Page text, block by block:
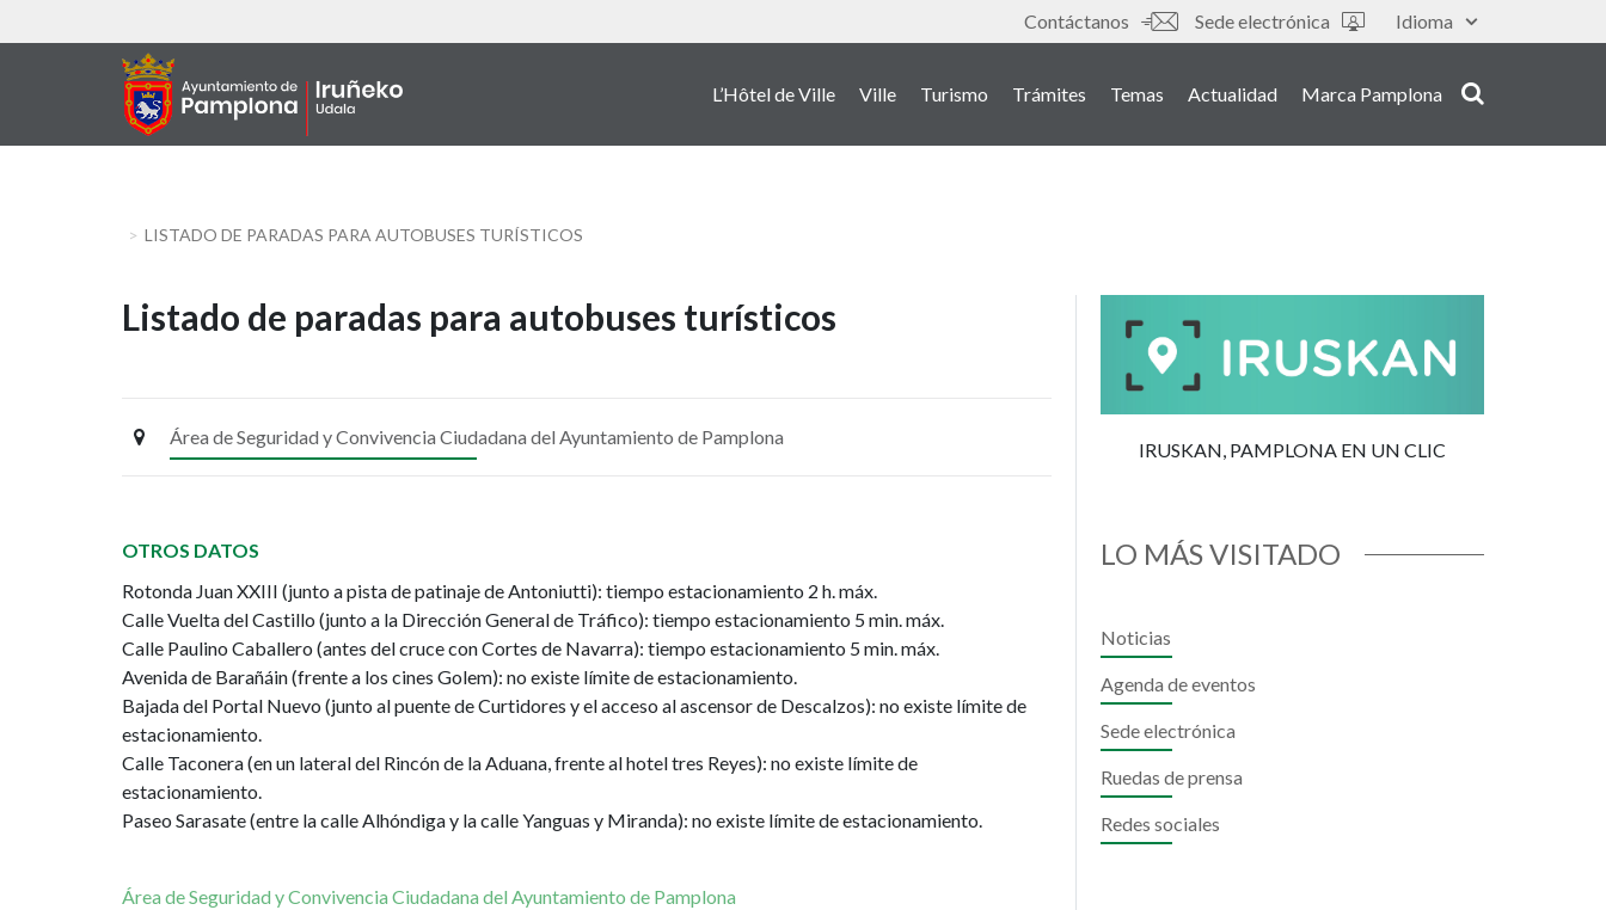
au
Idioma
Outils
Contáctanos Sede electrónica
L’Hôtel de Ville Ville Turismo Trámites Temas Actualidad Marca Pamplona
LISTADO DE PARADAS PARA AUTOBUSES TURÍSTICOS
Listado
paradas
para
turísticos
Listado de paradas para autobuses turísticos
Área de Seguridad y Convivencia Ciudadana del Ayuntamiento de Pamplona
OTROS DATOS
Rotonda Juan XXIII (junto a pista de patinaje de Antoniutti): tiempo estacionamiento 2 h. máx.
Calle Vuelta del Castillo (junto a la Dirección General de Tráfico): tiempo estacionamiento 5 min. máx.
Calle Paulino Caballero (antes del cruce con Cortes de Navarra): tiempo estacionamiento 5 min. máx.
Avenida de Barañáin (frente a los cines Golem): no existe límite de estacionamiento.
Bajada del Portal Nuevo (junto al puente de Curtidores y el acceso al ascensor de Descalzos): no existe límite de
estacionamiento.
Calle Taconera (en un lateral del Rincón de la Aduana, frente al hotel tres Reyes): no existe límite de
estacionamiento.
Paseo Sarasate (entre la calle Alhóndiga y la calle Yanguas y Miranda): no existe límite de estacionamiento.
Área de Seguridad y Convivencia Ciudadana del Ayuntamiento de Pamplona
IRUSKAN, PAMPLONA EN UN CLIC
LO MÁS VISITADO
Noticias
Agenda de eventos
Sede electrónica
Ruedas de prensa
Redes sociales